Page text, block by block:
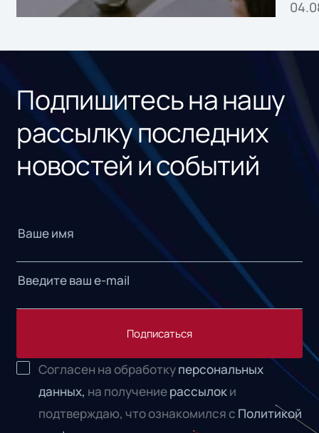
Подпишитесь на нашу
рассылку последних
новостей и событий
Подписаться
Согласен на обработкуперсональных
данных, на получениерассылоки
подтверждаю, что ознакомился с Политикой